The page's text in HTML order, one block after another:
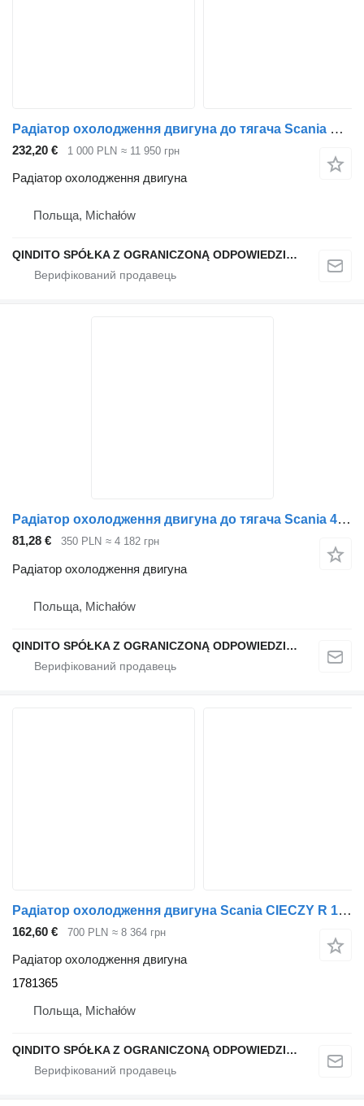
Радіатор охолодження двигуна до тягача Scania CP P R 2011R
232,20 € 1 000 PLN ≈ 11 950 грн
Радіатор охолодження двигуна
Польща, Michałów
QINDITO SPÓŁKA Z OGRANICZONĄ ODPOWIEDZIALNOŚCIĄ
Радіатор охолодження двигуна до тягача Scania 4 114 124 144
81,28 € 350 PLN ≈ 4 182 грн
Радіатор охолодження двигуна
Польща, Michałów
QINDITO SPÓŁKA Z OGRANICZONĄ ODPOWIEDZIALNOŚCIĄ
Радіатор охолодження двигуна Scania CIECZY R 1781365 до тягача
162,60 € 700 PLN ≈ 8 364 грн
Радіатор охолодження двигуна
1781365
Польща, Michałów
QINDITO SPÓŁKA Z OGRANICZONĄ ODPOWIEDZIALNOŚCIĄ